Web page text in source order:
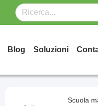
Blog Soluzioni
Scuola